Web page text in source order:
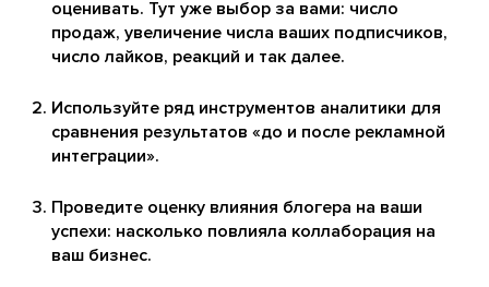
оценивать. Тут уже выбор за вами: число
продаж, увеличение числа ваших подписчиков,
число лайков, реакций и так далее.
Используйте ряд инструментов аналитики для
сравнения результатов «до и после рекламной
интеграции».
Проведите оценку влияния блогера на ваши
успехи: насколько повлияла коллаборация на
ваш бизнес.